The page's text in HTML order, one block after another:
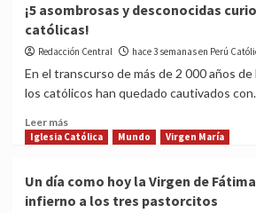
qué
los
sacerdotes
casan?
¡5 asombrosas y desconocidas
católicas!
Redacción Central hace 3 semanas en Perú
En el transcurso de más de 2 000 años
los católicos han quedado cautivados
Leer másRead
more
asombrosas
y
Iglesia Católica Mundo Virgen María
Un día como hoy la Virgen de
infierno a los tres pastorcitos